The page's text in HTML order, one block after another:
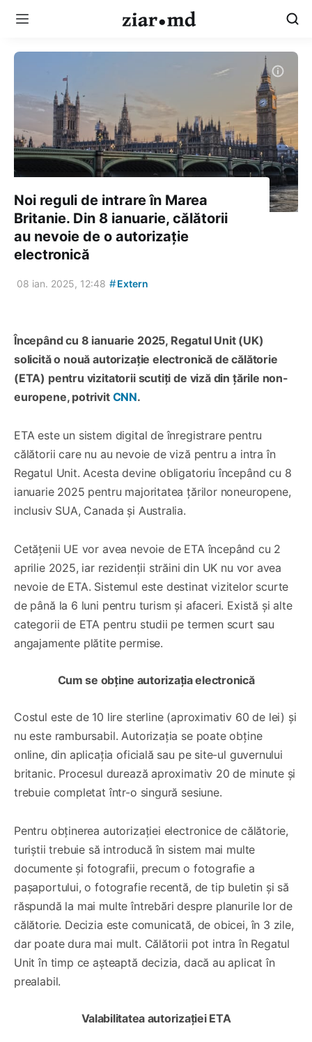
Noi reguli de intrare în Marea
Britanie. Din 8 ianuarie, călătorii
au nevoie de o autorizație
electronică
08 ian. 2025, 12:48 #Extern
Începând cu 8 ianuarie 2025, Regatul Unit (UK)
solicită o nouă autorizație electronică de călătorie
(ETA) pentru vizitatorii scutiți de viză din țările non-
europene, potrivit CNN.
ETA este un sistem digital de înregistrare pentru
călătorii care nu au nevoie de viză pentru a intra în
Regatul Unit. Acesta devine obligatoriu începând cu 8
ianuarie 2025 pentru majoritatea țărilor noneuropene,
inclusiv SUA, Canada și Australia.
Cetățenii UE vor avea nevoie de ETA începând cu 2
aprilie 2025, iar rezidenții străini din UK nu vor avea
nevoie de ETA. Sistemul este destinat vizitelor scurte
de până la 6 luni pentru turism și afaceri. Există și alte
categorii de ETA pentru studii pe termen scurt sau
angajamente plătite permise.
Cum se obține autorizația electronică
Costul este de 10 lire sterline (aproximativ 60 de lei) și
nu este rambursabil. Autorizația se poate obține
online, din aplicația oficială sau pe site-ul guvernului
britanic. Procesul durează aproximativ 20 de minute și
trebuie completat într-o singură sesiune.
Pentru obținerea autorizației electronice de călătorie,
turiștii trebuie să introducă în sistem mai multe
documente și fotografii, precum o fotografie a
pașaportului, o fotografie recentă, de tip buletin și să
răspundă la mai multe întrebări despre planurile lor de
călătorie. Decizia este comunicată, de obicei, în 3 zile,
dar poate dura mai mult. Călătorii pot intra în Regatul
Unit în timp ce așteaptă decizia, dacă au aplicat în
prealabil.
Valabilitatea autorizației ETA